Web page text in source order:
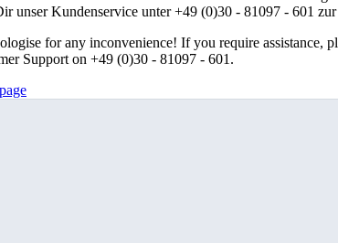
unser Kundenservice unter +49 (0)30 - 81097 - 601
for any inconvenience! If you require assistance,
Support on +49 (0)30 - 81097 - 601.